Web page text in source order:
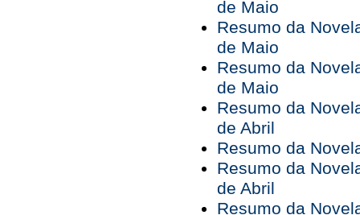
de Maio
Resumo da
de Maio
Resumo da
de Maio
Resumo da
de Abril
Resumo da
Resumo da
de Abril
Resumo da